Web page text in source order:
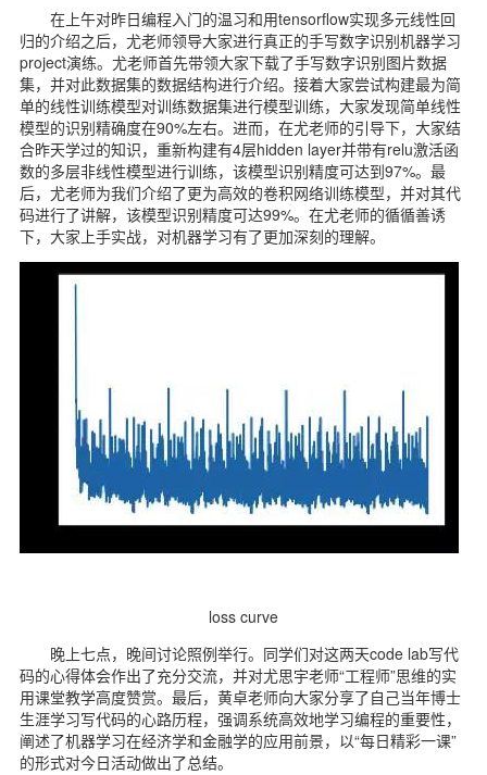
在上午对昨日编程入门的温习和用tensorflow实现多元线性回
归的介绍之后，尤老师领导大家进行真正的手写数字识别机器学习
project演练。尤老师首先带领大家下载了手写数字识别图片数据
集，并对此数据集的数据结构进行介绍。接着大家尝试构建最为简
单的线性训练模型对训练数据集进行模型训练，大家发现简单线性
模型的识别精确度在90%左右。进而，在尤老师的引导下，大家结
合昨天学过的知识，重新构建有4层hidden layer并带有relu激活函
数的多层非线性模型进行训练，该模型识别精度可达到97%。最
后，尤老师为我们介绍了更为高效的卷积网络训练模型，并对其代
码进行了讲解，该模型识别精度可达99%。在尤老师的循循善诱
下，大家上手实战，对机器学习有了更加深刻的理解。
loss curve
晚上七点，晚间讨论照例举行。同学们对这两天code lab写代
码的心得体会作出了充分交流，并对尤思宇老师“工程师”思维的实
用课堂教学高度赞赏。最后，黄卓老师向大家分享了自己当年博士
生涯学习写代码的心路历程，强调系统高效地学习编程的重要性，
阐述了机器学习在经济学和金融学的应用前景，以“每日精彩一课”
的形式对今日活动做出了总结。